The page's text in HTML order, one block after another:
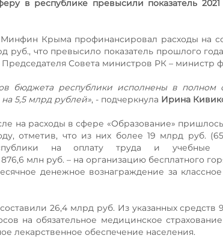
в республике превысили показатель
Крыма профинансировал расходы на
руб., что превысило показатель прошлого
Председателя Совета министров РК –
бюджета республики исполнены в
на 5,5 млрд рублей», - подчеркнула Ирина
на расходы в сфере «Образование»
отметив, что из них более 19 млрд руб.
на оплату труда и
млн руб. – на организацию бесплатного
денежное вознаграждение за классное
26,4 млрд руб. Из указанных средств
на обязательное медицинское
лекарственное обеспечение населения.